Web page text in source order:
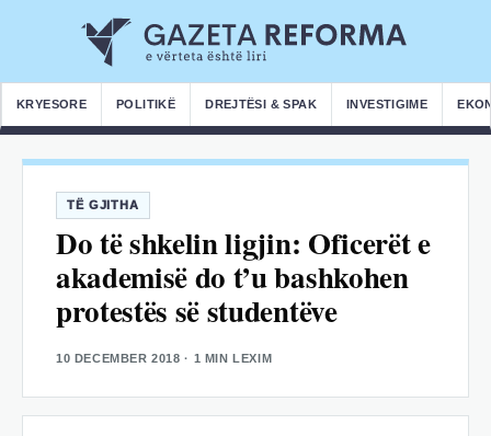
KRYESORE POLITIKË DREJTËSI & SPAK INVESTIGIME
TË GJITHA
Do të shkelin ligjin: Oficerët e
akademisë do t’u bashkohen
protestës së studentëve
10 DECEMBER 2018 · 1 MIN LEXIM